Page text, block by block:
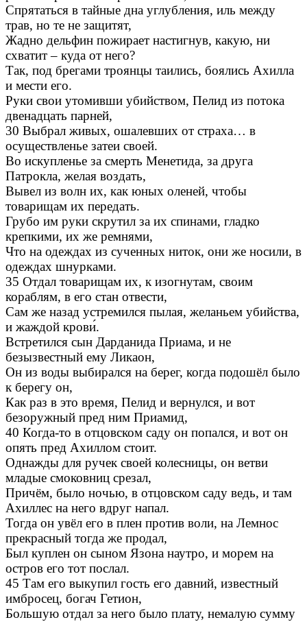
Спрятаться в тайные дна углубления, иль между
трав, но те не защитят,
Жадно дельфин пожирает настигнув, какую, ни
схватит – куда от него?
Так, под брегами троянцы таились, боялись Ахилла
и мести его.
Руки свои утомивши убийством, Пелид из потока
двенадцать парней,
30 Выбрал живых, ошалевших от страха… в
осуществленье затеи своей.
Во искупленье за смерть Менетида, за друга
Патрокла, желая воздать,
Вывел из волн их, как юных оленей, чтобы
товарищам их передать.
Грубо им руки скрутил за их спинами, гладко
крепкими, их же ремнями,
Что на одеждах из сученных ниток, они же носили, в
одеждах шнурками.
35 Отдал товарищам их, к изогнутам, своим
кораблям, в его стан отвести,
Сам же назад устремился пылая, желаньем убийства,
и жаждой крови́.
Встретился сын Дарданида Приама, и не
безызвестный ему Ликаон,
Он из воды выбирался на берег, когда подошёл было
к берегу он,
Как раз в это время, Пелид и вернулся, и вот
безоружный пред ним Приамид,
40 Когда-то в отцовском саду он попался, и вот он
опять пред Ахиллом стоит.
Однажды для ручек своей колесницы, он ветви
младые смоковниц срезал,
Причём, было ночью, в отцовском саду ведь, и там
Ахиллес на него вдруг напал.
Тогда он увёл его в плен против воли, на Лемнос
прекрасный тогда же продал,
Был куплен он сыном Язона наутро, и морем на
остров его тот послал.
45 Там его выкупил гость его давний, известный
имбросец, богач Гетион,
Большую отдал за него было плату, немалую сумму